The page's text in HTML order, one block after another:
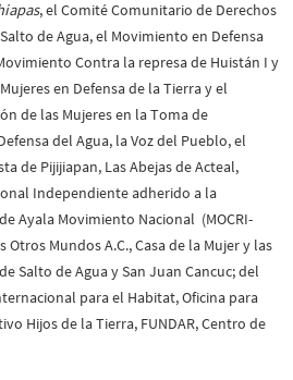
, el Comité Comunitario de Derechos
de Agua, el Movimiento en Defensa
Contra la represa de Huistán I y
en Defensa de la Tierra y el
de las Mujeres en la Toma de
del Agua, la Voz del Pueblo, el
de Pijijiapan, Las Abejas de Acteal,
Independiente adherido a la
Ayala Movimiento Nacional (MOCRI-
Otros Mundos A.C., Casa de la Mujer y las
Salto de Agua y San Juan Cancuc; del
para el Habitat, Oficina para
Hijos de la Tierra, FUNDAR, Centro de